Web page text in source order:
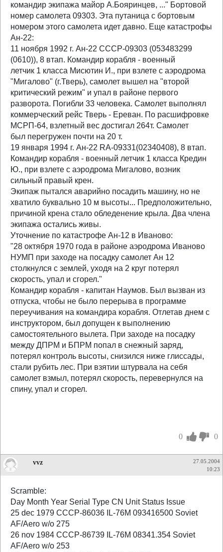
командир экипажа майор А.Бояринцев, ..." Бортовой
номер самолета 09303. Эта путаница с бортовым
номером этого самолета идет давно. Еще катастрофы
Ан-22:
11 ноября 1992 г. Ан-22 СССР-09303 (053483299
(0610)), 8 втап. Командир корабля - военный
летчик 1 класса Мисютин И., при взлете с аэродрома
"Мигалово" (г.Тверь), самолет вышел на "второй
критический режим" и упал в районе первого
разворота. Погибли 33 человека. Самолет выполнял
коммерческий рейс Тверь - Ереван. По расшифровке
МСРП-64, взлетный вес достигал 264т. Самолет
был перегружен почти на 20 т.
19 января 1994 г. Ан-22 RA-09331(02340408), 8 втап.
Командир корабля - военный летчик 1 класса Кредин
Ю., при взлете с аэродрома Мигалово, возник
сильный правый крен.
Экипаж пытался аварийно посадить машину, но не
хватило буквально 10 м высоты... Предположительно,
причиной крена стало обледенение крыла. Два члена
экипажа остались живы.
Уточнение по катастрофе Ан-12 в Иваново:
"28 октября 1970 года в районе аэродрома Иваново
НУМП при заходе на посадку самолет Ан 12
столкнулся с землей, уходя на 2 круг потерял
скорость, упал и сгорел."
Командир корабля - капитан Наумов. Был вызван из
отпуска, чтобы не было перерыва в программе
переучивания на командира корабля. Отлетав днем с
инструктором, был допущен к выполнению
самостоятельного вылета. При заходе на посадку
между ДПРМ и БПРМ попал в снежный заряд,
потерял контроль высоты, снизился ниже глиссады,
стали рубить лес. При взятии штурвала на себя
самолет взмыл, потерял скорость, перевернулся на
спину, упал и сгорел.
0 0
vvz
27.05.2004
10:23
Scramble:
Day Month Year Serial Type CN Unit Status Issue
25 dec 1979 CCCP-86036 IL-76M 093416500 Soviet
AF/Aero w/o 275
26 nov 1984 CCCP-86739 IL-76M 08341.354 Soviet
AF/Aero w/o 253